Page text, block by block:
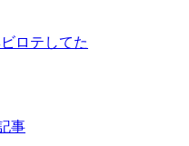
ロテしてた
事